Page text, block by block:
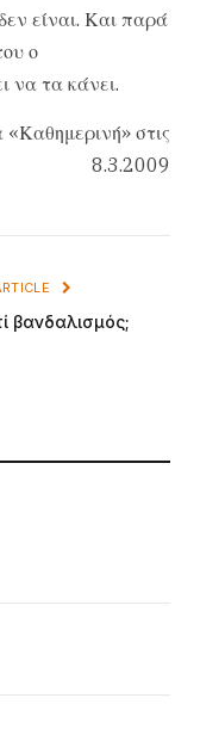
είναι. Και παρά
ο
να τα κάνει.
στις
8.3.2009
βανδαλισμός;